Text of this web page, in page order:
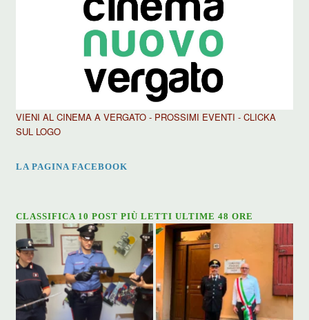
VIENI AL CINEMA A VERGATO - PROSSIMI EVENTI - CLICKA
SUL LOGO
LA PAGINA FACEBOOK
CLASSIFICA 10 POST PIÙ LETTI ULTIME 48 ORE